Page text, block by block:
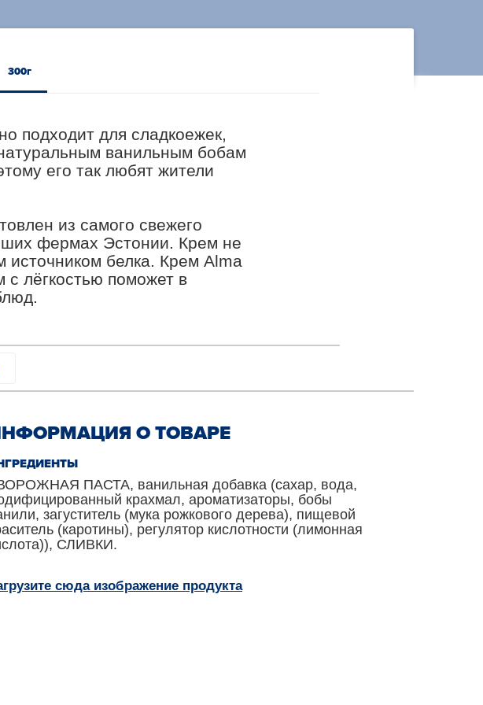
300г
подходит для сладкоежек,
ванильным бобам
его так любят жители
из самого свежего
фермах Эстонии. Крем не
источником белка. Крем Alma
лёгкостью поможет в
О ТОВАРЕ
ПАСТА, ванильная добавка (сахар, вода,
крахмал, ароматизаторы, бобы
загуститель (мука рожкового дерева), пищевой
(каротины), регулятор кислотности (лимонная
СЛИВКИ.
сюда изображение продукта